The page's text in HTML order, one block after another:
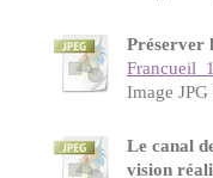
Préserver
Image
Le canal
vision